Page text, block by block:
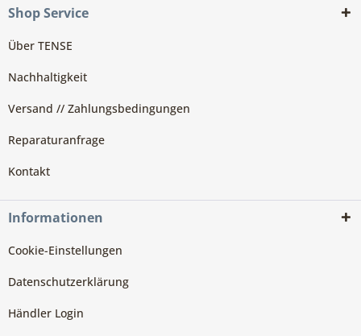
Shop Service
Über TENSE
Nachhaltigkeit
Versand // Zahlungsbedingungen
Reparaturanfrage
Kontakt
Informationen
Cookie-Einstellungen
Datenschutzerklärung
Händler Login